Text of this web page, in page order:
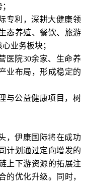
专利，深耕大健康领
态养殖、餐饮、旅游
业务板块；
医院30余家、生命养
业布局，形成稳定的
与公益健康项目，树
，伊康国际将在成功
计划通过定向增发的
上下游资源的拓展注
的优化升级。同时，